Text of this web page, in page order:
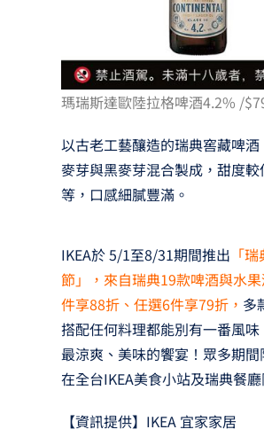
瑪瑞斯達歐陸拉格啤酒4.2% /
以古老工藝釀造的瑞典窖藏啤
麥芽與黑麥芽混合製成，甜度
等，口感細膩豐滿。
IKEA於 5/1至8/31期間推出 「
節」，來自瑞典19款啤酒與水
件享88折、任選6件享79折， 多
搭配任何料理都能別有一番風
最涼爽、美味的饗宴！眾多期
在全台IKEA美食小站及瑞典餐廳
【資訊提供】IKEA 宜家家居